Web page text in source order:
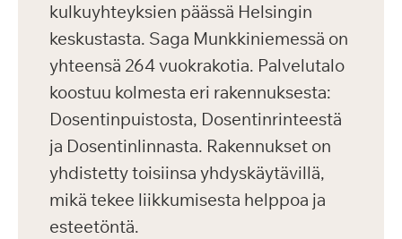
kulkuyhteyksien päässä Helsingin
keskustasta. Saga Munkkiniemessä on
yhteensä 264 vuokrakotia. Palvelutalo
koostuu kolmesta eri rakennuksesta:
Dosentinpuistosta, Dosentinrinteestä
ja Dosentinlinnasta. Rakennukset on
yhdistetty toisiinsa yhdyskäytävillä,
mikä tekee liikkumisesta helppoa ja
esteetöntä.